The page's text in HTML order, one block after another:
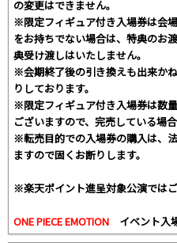
の変更はできません。
※限定フィギュア付き入場券は会
をお持ちでない場合は、特典のお
典受け渡しはいたしません。
※会期終了後の引き換えも出来か
りしております。
※限定フィギュア付き入場券は数
ございますので、完売している場合
※転売目的での入場券の購入は、
ますので固くお断りします。
※楽天ポイント進呈対象公演ではご
ONE PIECE EMOTION イベント入